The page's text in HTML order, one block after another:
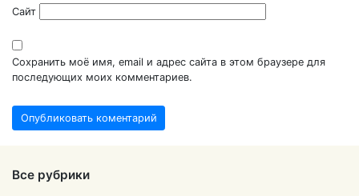
Сайт
Сохранить моё имя, email и адрес сайта в этом браузере для
последующих моих комментариев.
Все рубрики